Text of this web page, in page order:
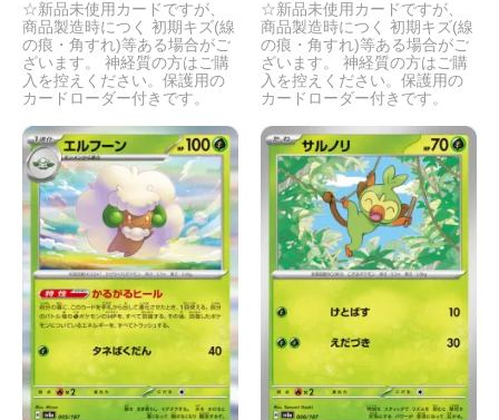
☆新品未使用カードですが、
商品製造時につく 初期キズ(線
の痕・角すれ)等ある場合がご
ざいます。 神経質の方はご購
入を控えください。保護用の
カードローダー付きです。
☆新品未使用カードですが、
商品製造時につく 初期キズ(線
の痕・角すれ)等ある場合がご
ざいます。 神経質の方はご購
入を控えください。保護用の
カードローダー付きです。